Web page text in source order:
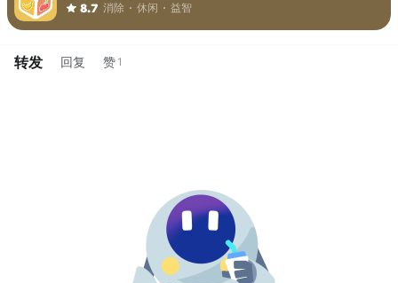
8.7 消除 休闲 益智
转发 回复 赞 1